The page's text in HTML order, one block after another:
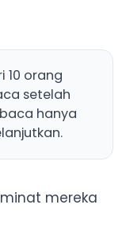
10 orang
setelah
hanya
mereka